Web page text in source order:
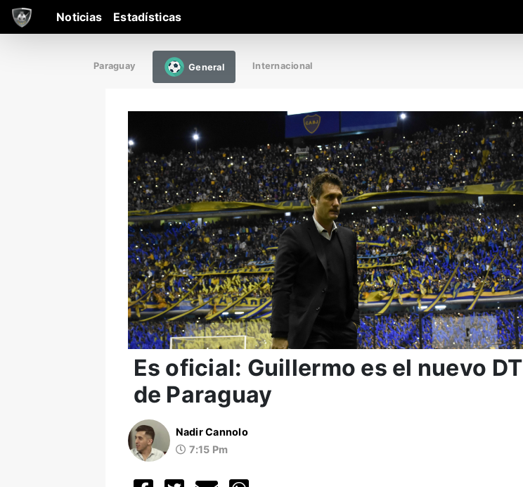
Noticias Estadísticas
Paraguay General Internacional
Es oficial: Guillermo es el nuevo DT
de Paraguay
Nadir Cannolo
7:15 Pm